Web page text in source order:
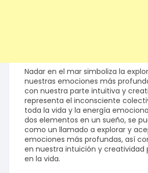
Nadar en el mar simboliza la
nuestras emociones más
con nuestra parte intuitiva y
representa el inconsciente
toda la vida y la energía
dos elementos en un sueño, se
como un llamado a explorar y
emociones más profundas, así
en nuestra intuición y creatividad
en la vida.